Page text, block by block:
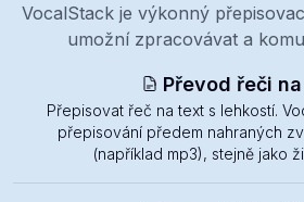
VocalStack je výkonný
umožní zpracovávat a
Převod řeči
Přepisovat řeč na text s lehkostí.
přepisování předem nahraných
(například mp3), stejně jako